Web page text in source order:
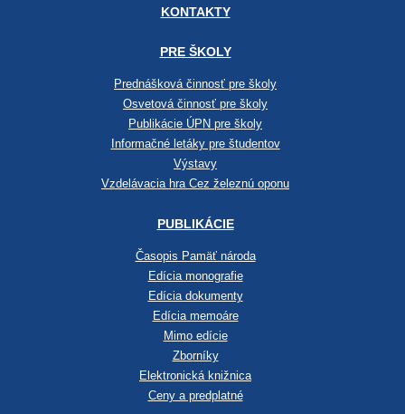
KONTAKTY
PRE ŠKOLY
Prednášková činnosť pre školy
Osvetová činnosť pre školy
Publikácie ÚPN pre školy
Informačné letáky pre študentov
Výstavy
Vzdelávacia hra Cez železnú oponu
PUBLIKÁCIE
Časopis Pamäť národa
Edícia monografie
Edícia dokumenty
Edícia memoáre
Mimo edície
Zborníky
Elektronická knižnica
Ceny a predplatné